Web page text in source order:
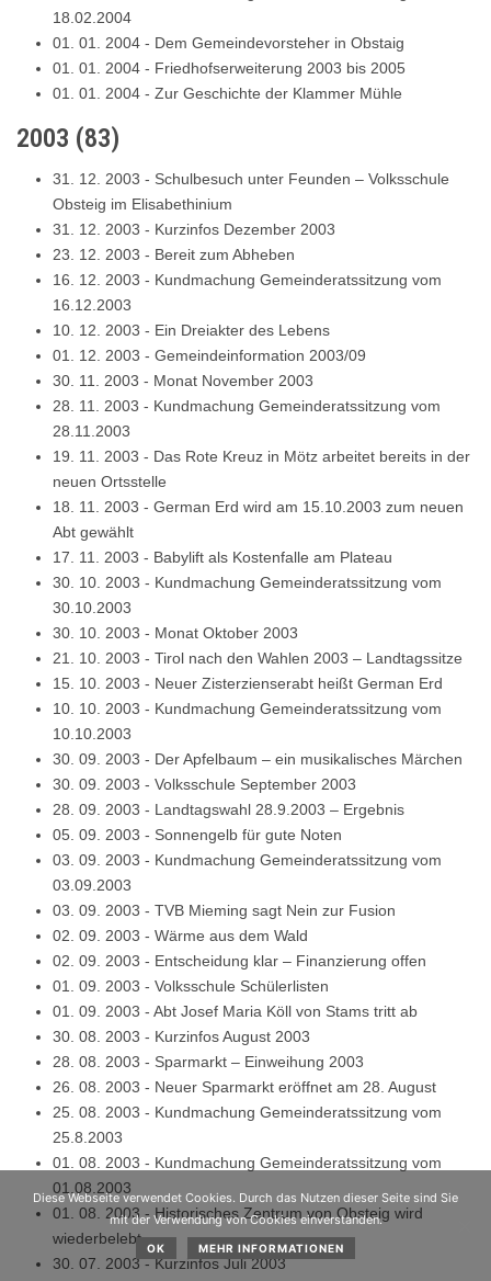
18.02.2004
01. 01. 2004 - Dem Gemeindevorsteher in Obstaig
01. 01. 2004 - Friedhofserweiterung 2003 bis 2005
01. 01. 2004 - Zur Geschichte der Klammer Mühle
2003 (83)
31. 12. 2003 - Schulbesuch unter Feunden – Volksschule
Obsteig im Elisabethinium
31. 12. 2003 - Kurzinfos Dezember 2003
23. 12. 2003 - Bereit zum Abheben
16. 12. 2003 - Kundmachung Gemeinderatssitzung vom
16.12.2003
10. 12. 2003 - Ein Dreiakter des Lebens
01. 12. 2003 - Gemeindeinformation 2003/09
30. 11. 2003 - Monat November 2003
28. 11. 2003 - Kundmachung Gemeinderatssitzung vom
28.11.2003
19. 11. 2003 - Das Rote Kreuz in Mötz arbeitet bereits in der
neuen Ortsstelle
18. 11. 2003 - German Erd wird am 15.10.2003 zum neuen
Abt gewählt
17. 11. 2003 - Babylift als Kostenfalle am Plateau
30. 10. 2003 - Kundmachung Gemeinderatssitzung vom
30.10.2003
30. 10. 2003 - Monat Oktober 2003
21. 10. 2003 - Tirol nach den Wahlen 2003 – Landtagssitze
15. 10. 2003 - Neuer Zisterzienserabt heißt German Erd
10. 10. 2003 - Kundmachung Gemeinderatssitzung vom
10.10.2003
30. 09. 2003 - Der Apfelbaum – ein musikalisches Märchen
30. 09. 2003 - Volksschule September 2003
28. 09. 2003 - Landtagswahl 28.9.2003 – Ergebnis
05. 09. 2003 - Sonnengelb für gute Noten
03. 09. 2003 - Kundmachung Gemeinderatssitzung vom
03.09.2003
03. 09. 2003 - TVB Mieming sagt Nein zur Fusion
02. 09. 2003 - Wärme aus dem Wald
02. 09. 2003 - Entscheidung klar – Finanzierung offen
01. 09. 2003 - Volksschule Schülerlisten
01. 09. 2003 - Abt Josef Maria Köll von Stams tritt ab
30. 08. 2003 - Kurzinfos August 2003
28. 08. 2003 - Sparmarkt – Einweihung 2003
26. 08. 2003 - Neuer Sparmarkt eröffnet am 28. August
25. 08. 2003 - Kundmachung Gemeinderatssitzung vom
25.8.2003
01. 08. 2003 - Kundmachung Gemeinderatssitzung vom
01.08.2003
01. 08. 2003 -Historisches Zentrum von Obsteig wird
wiederbelebt
30. 07. 2003-Kurzinfos Juli 2003
Diese Webseite verwendet Cookies. Durch das Nutzen dieser Seite sind Sie
mit der Verwendung von Cookies einverstanden.
OK MEHR INFORMATIONEN